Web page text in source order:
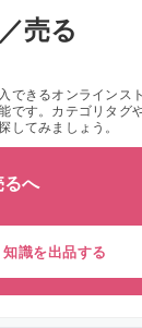
談とは？
規会員登録
ログイン
売る
できるオンラインス
です。カテゴリタグ
してみましょう。
るへ
知識を出品する